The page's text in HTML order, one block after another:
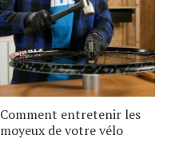
Comment entretenir les
moyeux de votre vélo